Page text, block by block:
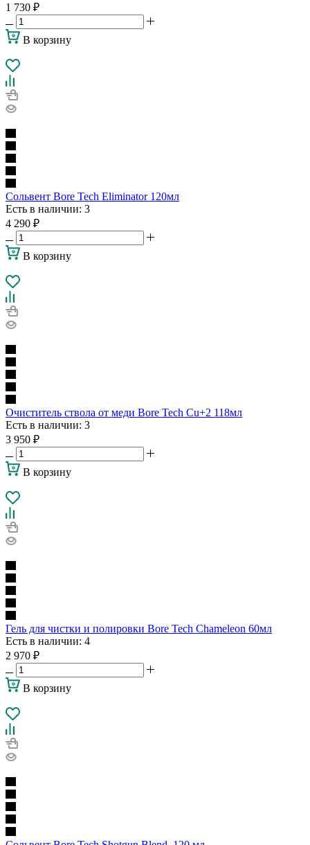
1 730 ₽
В корзину
Сольвент Bore Tech Eliminator 120мл
Есть в наличии: 3
4 290 ₽
В корзину
Очиститель ствола от меди Bore Tech Cu+2 118мл
Есть в наличии: 3
3 950 ₽
В корзину
Гель для чистки и полировки Bore Tech Chameleon 60мл
Есть в наличии: 4
2 970 ₽
В корзину